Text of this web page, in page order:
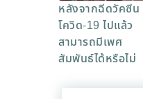
หลังจากฉีดวัคซีน
โควิด-19 ไปแล้ว
สามารถมีเพศ
สัมพันธ์ได้หรือไม่